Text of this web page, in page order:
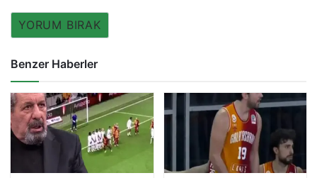
YORUM BIRAK
Benzer Haberler